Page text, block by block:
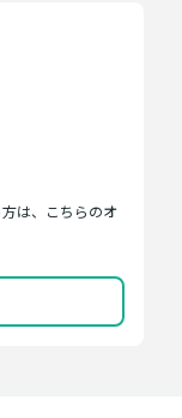
は、こちらのオ